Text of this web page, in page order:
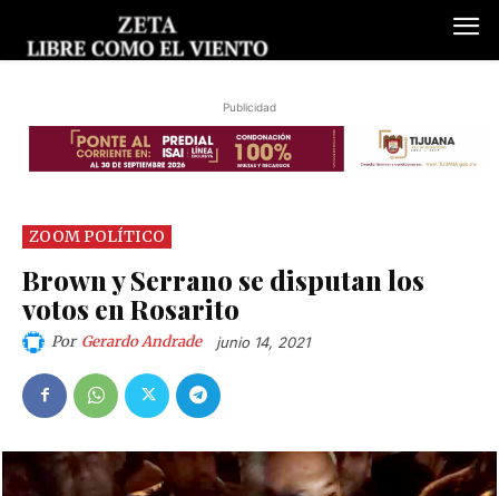
Publicidad
ZOOM POLÍTICO
Brown y Serrano se disputan los
votos en Rosarito
Por Gerardo Andrade junio 14, 2021